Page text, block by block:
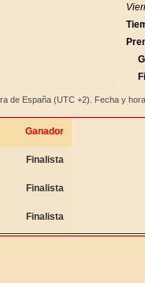
de España (UTC +2). Fecha y
Ganador
Finalista
Finalista
Finalista